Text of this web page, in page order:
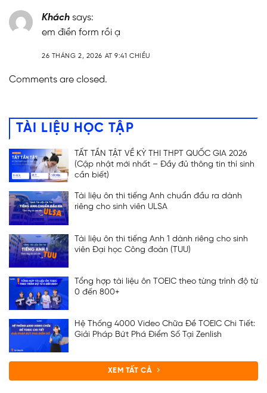
Khách says:
em điền form rồi ạ
26 THÁNG 2, 2026 AT 9:41 CHIỀU
Comments are closed.
TÀI LIỆU HỌC TẬP
TẤT TẦN TẬT VỀ KỲ THI THPT QUỐC GIA 2026
(Cập nhật mới nhất – Đầy đủ thông tin thí sinh
cần biết)
Tài liệu ôn thi tiếng Anh chuẩn đầu ra dành
riêng cho sinh viên ULSA
Tài liệu ôn thi tiếng Anh 1 dành riêng cho sinh
viên Đại học Công đoàn (TUU)
Tổng hợp tài liệu ôn TOEIC theo từng trình độ từ
0 đến 800+
Hệ Thống 4000 Video Chữa Đề TOEIC Chi Tiết:
Giải Pháp Bứt Phá Điểm Số Tại Zenlish
XEM TẤT CẢ
ĐĂNG KÝ TƯ VẤN